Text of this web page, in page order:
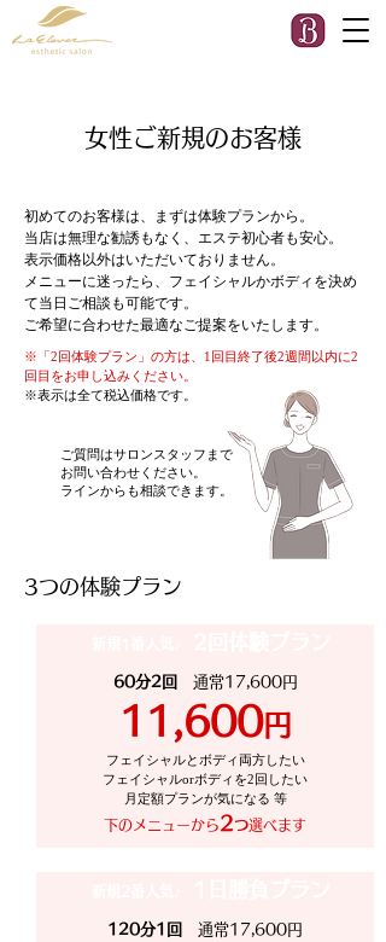
女性ご新規のお客様
初めてのお客様は、まずは体験プランから。
当店は無理な勧誘もなく、エステ初心者も安心。
​表示価格以外はいただいておりません。
メニューに迷ったら、フェイシャルかボディを決め
て当日ご相談も可能です。
​ご希望に合わせた最適なご提案をいたします。
​※「2回体験プラン」の方は、1回目終了後2週間以内に2
回目をお申し込みください。
※表示は全て税込価格です。
ご質問はサロンスタッフまで
お問い合わせください。
ラインからも相談できます。
​3つの体験プラン
60分2回 通常17,600円
11,600円
フェイシャルとボディ両方したい
フェイシャルorボディを2回したい
月定額プランが気になる 等
下のメニューから2つ選べます
120分1回 通常17,600円